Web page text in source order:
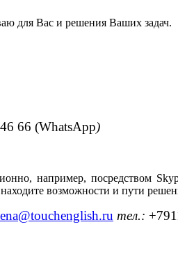
для Вас и решения Ваших задач.
66 (WhatsApp)
например, посредством
возможности и пути
@touchenglish.ru тел.: